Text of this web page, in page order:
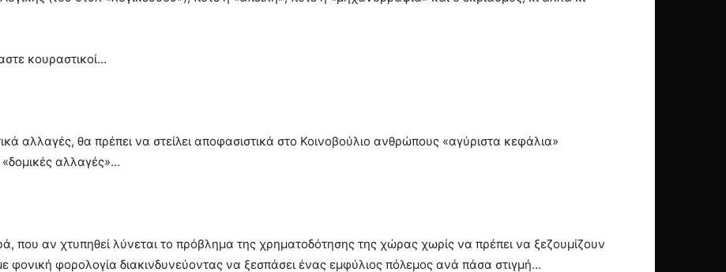
κουραστικοί…
αλλαγές, θα πρέπει να στείλει αποφασιστικά στο Κοινοβούλιο ανθρώπους «αγύριστα κεφάλια»
αλλαγές»…
που αν χτυπηθεί λύνεται το πρόβλημα της χρηματοδότησης της χώρας χωρίς να πρέπει να ξεζουμίζουν
φονική φορολογία διακινδυνεύοντας να ξεσπάσει ένας εμφύλιος πόλεμος ανά πάσα στιγμή…